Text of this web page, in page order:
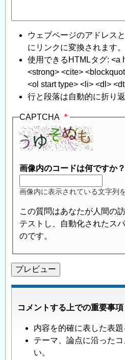
ウェブページのアドレス
にリンクに変換されます。
使用できるHTMLタグ: <a
<strong> <cite>
<ol start type> <li> <dl>
行と段落は自動的に折り返
CAPTCHA
画像内のコードは何ですか？
画像内に表示されている文字列
この質問はあなたが人間の
テストし、自動化されたス
のです。
コメントする上での重要事項
内容を的確に表した表題
テーマ、論点に沿った
い。